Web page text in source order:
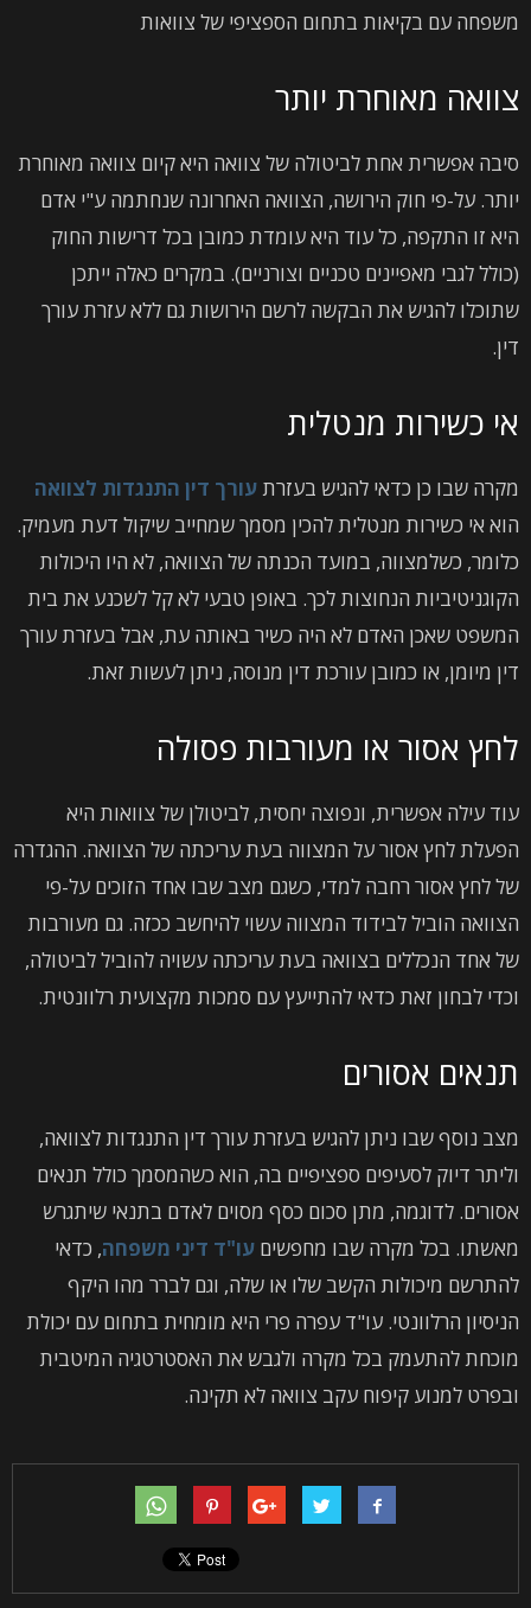
משפחה עם בקיאות בתחום הספציפי של צוואות
צוואה מאוחרת יותר
סיבה אפשרית אחת לביטולה של צוואה היא קיום צוואה מאוחרת
יותר. על-פי חוק הירושה, הצוואה האחרונה שנחתמה ע"י אדם
היא זו התקפה, כל עוד היא עומדת כמובן בכל דרישות החוק
(כולל לגבי מאפיינים טכניים וצורניים). במקרים כאלה ייתכן
שתוכלו להגיש את הבקשה לרשם הירושות גם ללא עזרת עורך
דין.
אי כשירות מנטלית
מקרה שבו כן כדאי להגיש בעזרתעורך דין התנגדות לצוואה
הוא אי כשירות מנטלית להכין מסמך שמחייב שיקול דעת מעמיק.
כלומר, כשלמצווה, במועד הכנתה של הצוואה, לא היו היכולות
הקוגניטיביות הנחוצות לכך. באופן טבעי לא קל לשכנע את בית
המשפט שאכן האדם לא היה כשיר באותה עת, אבל בעזרת עורך
דין מיומן, או כמובן עורכת דין מנוסה, ניתן לעשות זאת.
לחץ אסור או מעורבות פסולה
עוד עילה אפשרית, ונפוצה יחסית, לביטולן של צוואות היא
הפעלת לחץ אסור על המצווה בעת עריכתה של הצוואה. ההגדרה
של לחץ אסור רחבה למדי, כשגם מצב שבו אחד הזוכים על-פי
הצוואה הוביל לבידוד המצווה עשוי להיחשב ככזה. גם מעורבות
של אחד הנכללים בצוואה בעת עריכתה עשויה להוביל לביטולה,
וכדי לבחון זאת כדאי להתייעץ עם סמכות מקצועית רלוונטית.
תנאים אסורים
מצב נוסף שבו ניתן להגיש בעזרת עורך דין התנגדות לצוואה,
וליתר דיוק לסעיפים ספציפיים בה, הוא כשהמסמך כולל תנאים
אסורים. לדוגמה, מתן סכום כסף מסוים לאדם בתנאי שיתגרש
מאשתו. בכל מקרה שבו מחפשים עו"ד דיני משפחה, כדאי
להתרשם מיכולות הקשב שלו או שלה, וגם לברר מהו היקף
הניסיון הרלוונטי. עו"ד עפרה פרי היא מומחית בתחום עם יכולת
מוכחת להתעמק בכל מקרה ולגבש את האסטרטגיה המיטבית
ובפרט למנוע קיפוח עקב צוואה לא תקינה.